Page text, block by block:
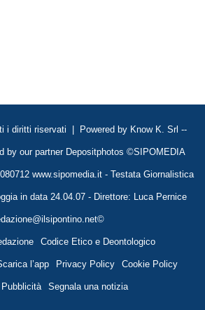
i diritti riservati | Powered by Know K. Srl --
by our partner Depositphotos ©SIPOMEDIA
www.sipomedia.it - Testata Giornalistica
in data 24.04.07 - Direttore: Luca Pernice
Codice Etico e Deontologico
l’app Privacy Policy Cookie Policy
Pubblicità Segnala una notizia